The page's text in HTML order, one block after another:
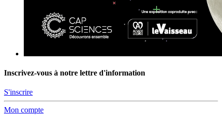
Inscrivez-vous à notre lettre d'information
S'inscrire
Mon compte